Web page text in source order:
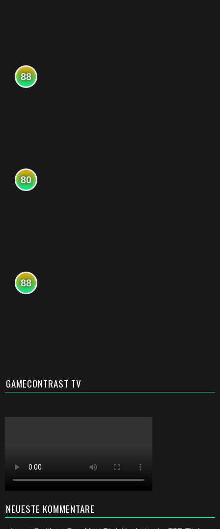
88
80
88
GAMECONTRAST TV
NEUESTE KOMMENTARE